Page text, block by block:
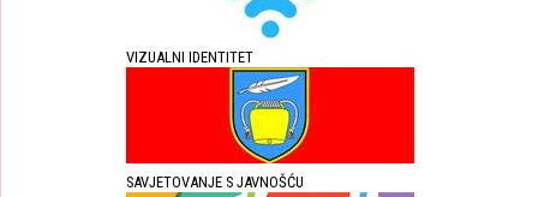
VIZUALNI IDENTITET
SAVJETOVANJE S JAVNOŠĆU